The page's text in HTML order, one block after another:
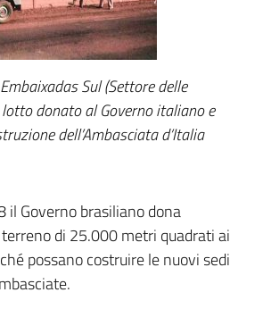
Sul (Settore delle
donato al Governo italiano e
dell’Ambasciata d’Italia
il Governo brasiliano dona
di 25.000 metri quadrati ai
possano costruire le nuovi sedi